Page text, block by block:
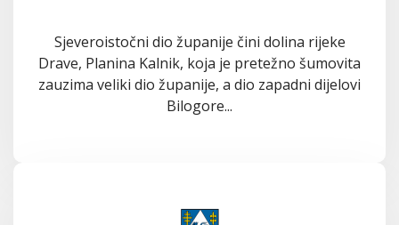
Sjeveroistočni dio županije čini dolina rijeke
Drave, Planina Kalnik, koja je pretežno šumovita
zauzima veliki dio županije, a dio zapadni dijelovi
Bilogore...